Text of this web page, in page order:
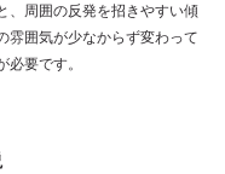
、周囲の反発を招きやすい傾
雰囲気が少なからず変わって
要です。